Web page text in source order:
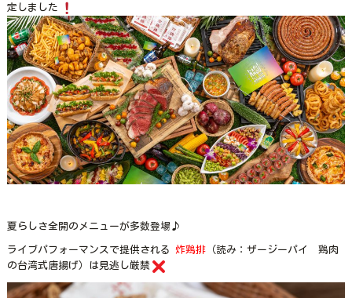
定しました
夏らしさ全開のメニューが多数登場♪
ライブパフォーマンスで提供される 炸鶏排（読み：ザージーパイ 鶏肉
の台湾式唐揚げ）は見逃し厳禁